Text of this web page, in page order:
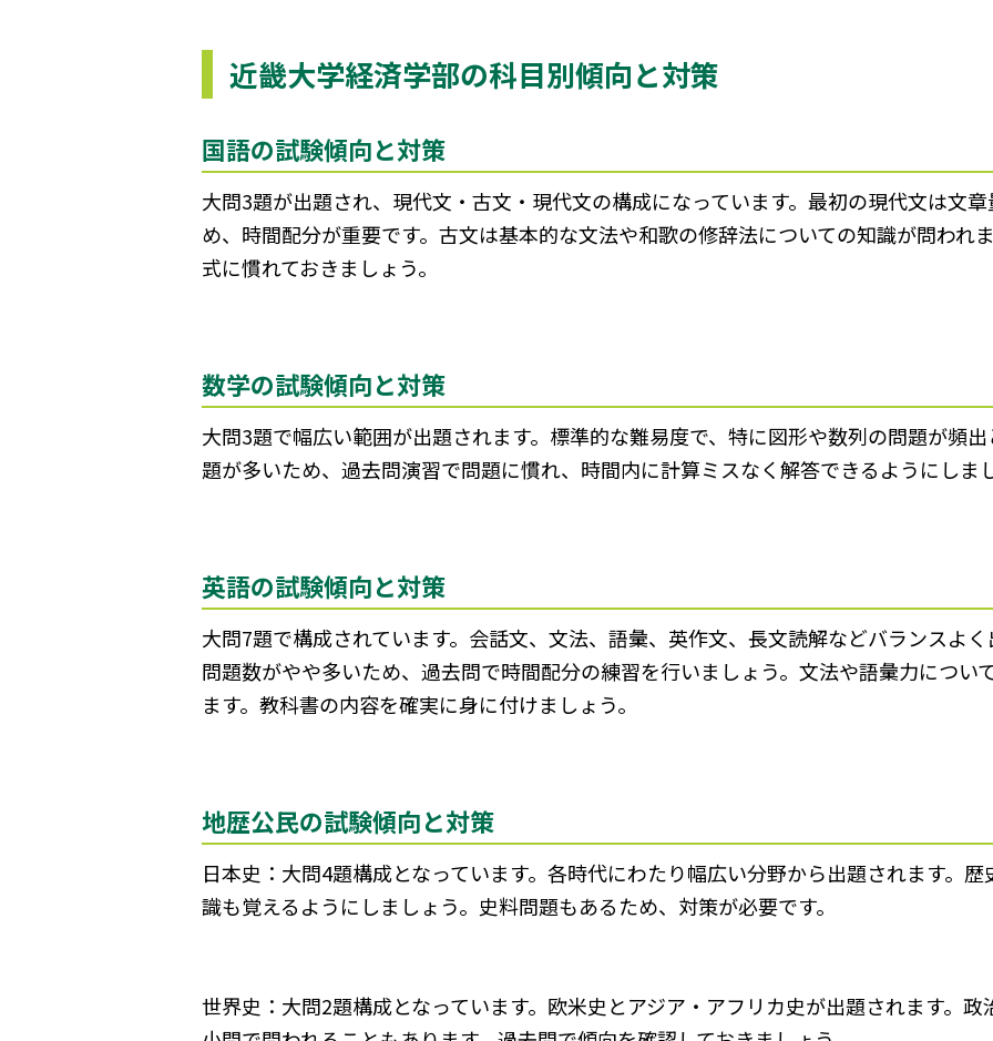
近畿大学経済学部の科目別傾向と対策
国語の試験傾向と対策
大問3題が出題され、現代文・古文・現代文の構成になっています。最初の現代文は文
め、時間配分が重要です。古文は基本的な文法や和歌の修辞法についての知識が問われ
式に慣れておきましょう。
数学の試験傾向と対策
大問3題で幅広い範囲が出題されます。標準的な難易度で、特に図形や数列の問題が頻
題が多いため、過去問演習で問題に慣れ、時間内に計算ミスなく解答できるようにしま
英語の試験傾向と対策
大問7題で構成されています。会話文、文法、語彙、英作文、長文読解などバランスよ
問題数がやや多いため、過去問で時間配分の練習を行いましょう。文法や語彙力につい
ます。教科書の内容を確実に身に付けましょう。
地歴公民の試験傾向と対策
日本史：大問4題構成となっています。各時代にわたり幅広い分野から出題されます。
識も覚えるようにしましょう。史料問題もあるため、対策が必要です。
世界史：大問2題構成となっています。欧米史とアジア・アフリカ史が出題されます。